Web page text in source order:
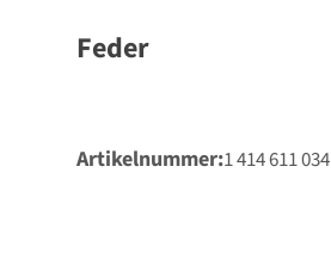
Feder
Artikelnummer 1 414 611 034